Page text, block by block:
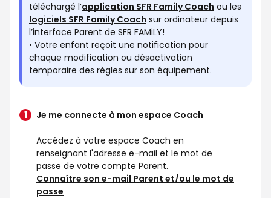
téléchargé l’application SFR Family Coach ou les
logiciels SFR Family Coach sur ordinateur depuis
l’interface Parent de SFR FAMiLY!
• Votre enfant reçoit une notification pour
chaque modification ou désactivation
temporaire des règles sur son équipement.
Je me connecte à mon espace Coach
Accédez à votre espace Coach en
renseignant l'adresse e-mail et le mot de
passe de votre compte Parent.
Connaître son e-mail Parent et/ou le mot de
passe